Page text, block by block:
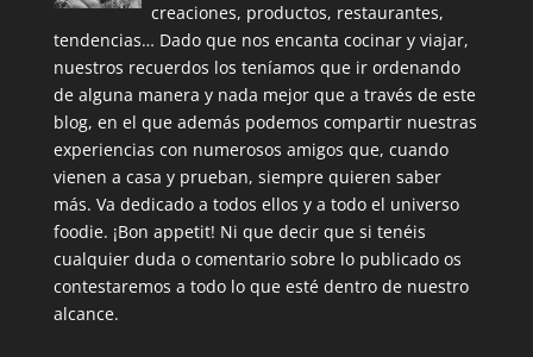
creaciones, productos, restaurantes,
tendencias… Dado que nos encanta cocinar y viajar,
nuestros recuerdos los teníamos que ir ordenando
de alguna manera y nada mejor que a través de este
blog, en el que además podemos compartir nuestras
experiencias con numerosos amigos que, cuando
vienen a casa y prueban, siempre quieren saber
más. Va dedicado a todos ellos y a todo el universo
foodie. ¡Bon appetit! Ni que decir que si tenéis
cualquier duda o comentario sobre lo publicado os
contestaremos a todo lo que esté dentro de nuestro
alcance.